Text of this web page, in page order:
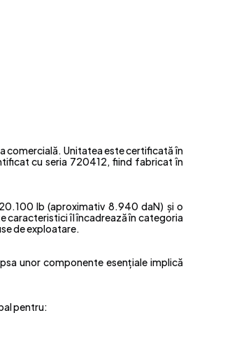
comercială. Unitatea este certificată în
cu seria 720412, fiind fabricat în
lb (aproximativ 8.940 daN) și o
caracteristici îl încadrează în categoria
de exploatare.
unor componente esențiale implică
pentru: